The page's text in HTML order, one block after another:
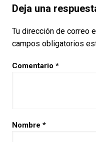
Deja una
Tu dirección de correo
campos obligatorios
Comentario *
Nombre *